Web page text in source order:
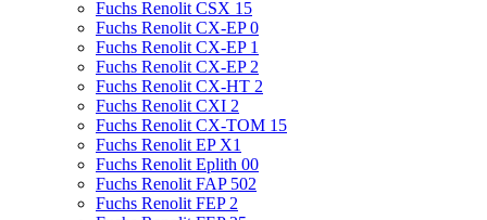
Fuchs Renolit CSX 15
Fuchs Renolit CX-EP 0
Fuchs Renolit CX-EP 1
Fuchs Renolit CX-EP 2
Fuchs Renolit CX-HT 2
Fuchs Renolit CXI 2
Fuchs Renolit CX-TOM 15
Fuchs Renolit EP X1
Fuchs Renolit Eplith 00
Fuchs Renolit FAP 502
Fuchs Renolit FEP 2